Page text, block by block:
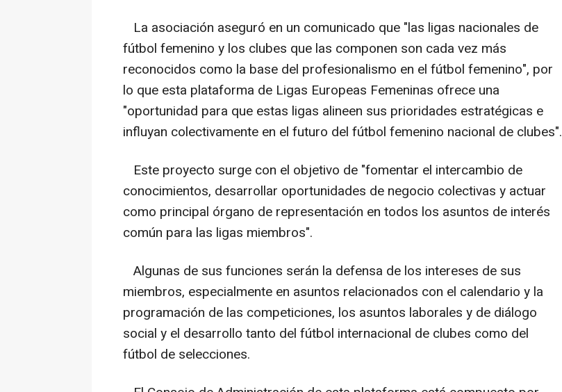
La asociación aseguró en un comunicado que "las ligas nacionales de
fútbol femenino y los clubes que las componen son cada vez más
reconocidos como la base del profesionalismo en el fútbol femenino", por
lo que esta plataforma de Ligas Europeas Femeninas ofrece una
"oportunidad para que estas ligas alineen sus prioridades estratégicas e
influyan colectivamente en el futuro del fútbol femenino nacional de clubes".
Este proyecto surge con el objetivo de "fomentar el intercambio de
conocimientos, desarrollar oportunidades de negocio colectivas y actuar
como principal órgano de representación en todos los asuntos de interés
común para las ligas miembros".
Algunas de sus funciones serán la defensa de los intereses de sus
miembros, especialmente en asuntos relacionados con el calendario y la
programación de las competiciones, los asuntos laborales y de diálogo
social y el desarrollo tanto del fútbol internacional de clubes como del
fútbol de selecciones.